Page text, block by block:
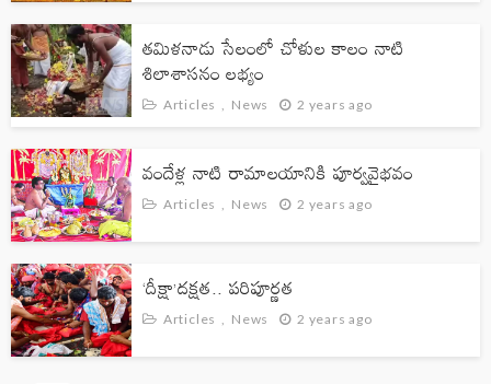
ARTICLES NEWS
సహస్రనామాల్లో ఆధ్యాత్మికత, తత్వం, ఆధునిక
దృక్కోణం
Articles News 2 days ago
తమిళనాడు సేలంలో చోళుల కాలం నాటి
శిలాశాసనం లభ్యం
Articles News 2 years ago
వందేళ్ల నాటి రామాలయానికి పూర్వవైభవం
Articles News 2 years ago
‘దీక్షా’దక్షత.. పరిపూర్ణత
Articles News 2 years ago